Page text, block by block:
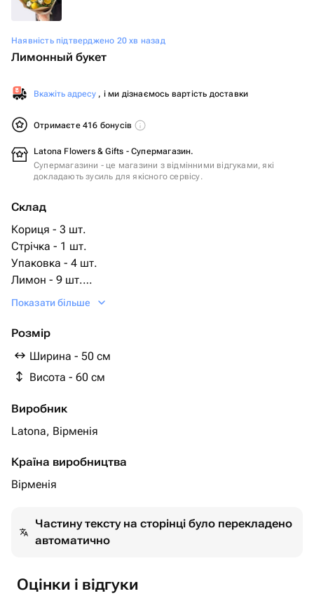
Наявність підтверджено 20 хв назад
Лимонный букет
Вкажіть адресу , і ми дізнаємось вартість доставки
Отримаєте 416 бонусів
Latona Flowers & Gifts - Супермагазин.
Супермагазини - це магазини з відмінними відгуками, які
докладають зусиль для якісного сервісу.
Склад
Кориця - 3 шт.
Стрічка - 1 шт.
Упаковка - 4 шт.
Лимон - 9 шт.
вата - 4 шт.
Показати більше
Розмір
Ширина - 50 см
Висота - 60 см
Виробник
Latona, Вірменія
Країна виробництва
Вірменія
Частину тексту на сторінці було перекладено
автоматично
Оцінки і відгуки